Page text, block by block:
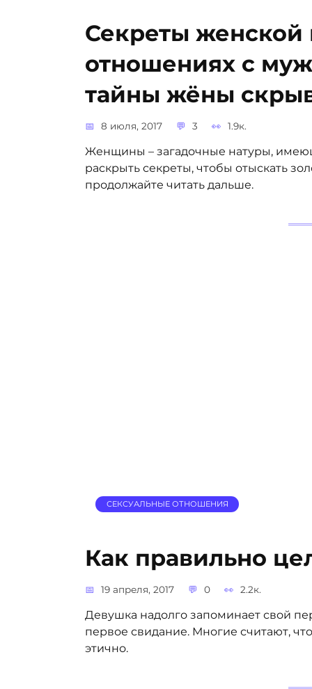
Секреты женской
отношениях с
тайны жёны
8 июля, 2017 3 1.9к.
Женщины – загадочные натуры,
раскрыть секреты, чтобы отыскать
продолжайте читать дальше.
СЕКСУАЛЬНЫЕ ОТНОШЕНИЯ
Как правильно
19 апреля, 2017 0 2.2к.
Девушка надолго запоминает свой
первое свидание. Многие считают,
этично.